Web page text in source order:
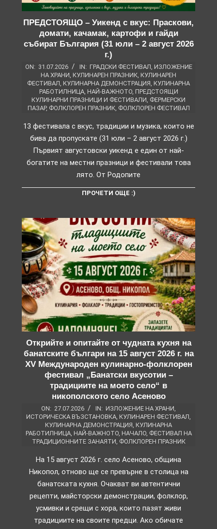
ПРЕДСТОЯЩО – Уикенд с вкус: Праскови,
домати, качамак, картофи и гайди
събират България (31 юли – 2 август 2026
г.)
ON: 31.07.2026 IN: ГРАДСКИ ФЕСТИВАЛ, ИЗЛОЖЕНИЕ
НА ХРАНИ, КУЛИНАРЕН ПРАЗНИК, КУЛИНАРЕН
ФЕСТИВАЛ, КУЛИНАРНА ДЕМОНСТРАЦИЯ, КУЛИНАРНА
РАБОТИЛНИЦА, НАЙ-ВАЖНОТО, ПРЕДСТОЯЩИ
КУЛИНАРНИ ПРАЗНИЦИ И ФЕСТИВАЛИ, ФЕРМЕРСКИ
ПАЗАР, ФОЛКЛОРЕН ПРАЗНИК, ФОЛКЛОРЕН ФЕСТИВАЛ
13 фестивала с вкус, традиции и музика, които не
бива да пропускате (31 юли – 2 август 2026 г.)
Първият августовски уикенд е един от най-
богатите на местни празници и фестивали това
лято. От Родопите
ПРОЧЕТИ ОЩЕ :)
Открийте и опитайте от чудната кухня на
банатските българи на 15 август 2026 г. на
XV Международен кулинарно-фолклорен
фестивал „Банатски вкусотии –
традициите на моето село“ в
никополското село Асеново
ON: 27.07.2026 IN: ИЗЛОЖЕНИЕ НА ХРАНИ
ИСТОРИЧЕСКА ВЪЗСТАНОВКА КУЛИНАРЕН ФЕСТИВАЛ
КУЛИНАРНА ДЕМОНСТРАЦИЯ КУЛИНАРНА
РАБОТИЛНИЦА, НАЙ-ВАЖНОТО, НАЧАЛО, ФЕСТИВАЛ НА
ТРАДИЦИОННИТЕ ЗАНАЯТИ ФОЛКЛОРЕН ПРАЗНИК
На 15 август 2026 г. село Асеново, община
Никопол, отново ще се превърне в столица на
банатската кухня. Очакват ви автентични
рецепти, майсторски демонстрации, фолклор,
усмивки и срещи с хора, които пазят живи
традициите на своите предци. Ако обичате